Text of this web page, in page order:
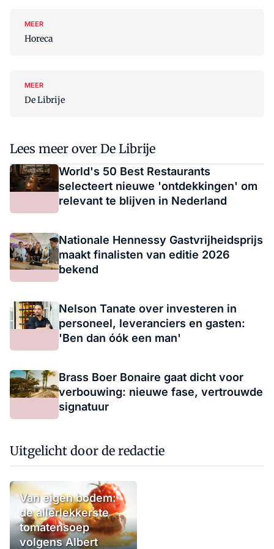
MEER
Horeca
MEER
De Librije
Lees meer over De Librije
World's 50 Best Restaurants
selecteert nieuwe 'ontdekkingen' om
relevant te blijven in Nederland
Nationale Hennessy Gastvrijheidsprijs
maakt finalisten van editie 2026
bekend
Nelson Tanate over investeren in
personeel, leveranciers en gasten:
'Ben dan óók een man'
Brass Boer Bonaire gaat dicht voor
verbouwing: nieuwe fase, vertrouwde
signatuur
Uitgelicht door de redactie
Van eigen bodem:
de allerlekkerste
tomatensoep
volgens Albert